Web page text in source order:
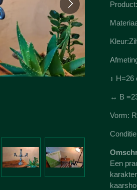
↕ H=26
↔ B
Vorm:
Een